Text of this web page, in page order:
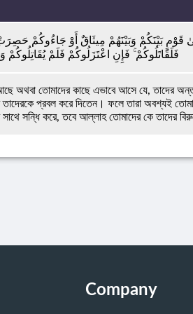
قَوْمٍ بَيْنَكُمْ وَبَيْنَهُمْ مِيثَاقٌ أَوْ جَاءُوكُمْ
فَلَقَاتَلُوكُمْ ۚ فَإِنِ اعْتَزَلُوكُمْ فَلَمْ يُقَاتِلُوكُمْ
অথবা তোমাদের কাছে এভাবে আসে যে, তাদের
প্রবল করে দিতেন। ফলে তারা অবশ্যই
সন্ধি করে, তবে আল্লাহ তোমাদের কে তাদের
Company